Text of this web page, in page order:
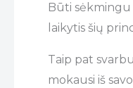
Būti sėkmingu
laikytis šių
Taip pat
mokausi iš